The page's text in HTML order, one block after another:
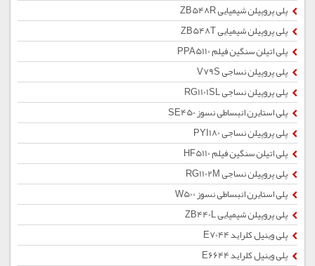
پلی پروپیلن شیمیایی ZB548R
پلی پروپیلن شیمیایی ZB548T
پلی اتیلن سنگین فیلم PPA5110
پلی پروپیلن نساجی V79S
پلی پروپیلن نساجی RG1101SL
پلی استایرن انبساطی نسوز SE450
پلی پروپیلن نساجی PYI180
پلی اتیلن سنگین فیلم HF5110
پلی پروپیلن نساجی RG1102M
پلی استایرن انبساطی نسوز W500
پلی پروپیلن شیمیایی ZB440L
پلی وینیل کلراید E7044
پلی وینیل کلراید E6644